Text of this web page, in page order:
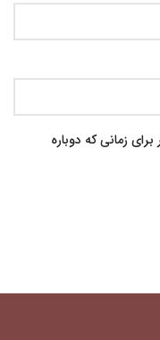
زمانی که دوباره